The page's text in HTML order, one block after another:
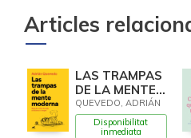
Articles
LAS TRAMPAS
DE LA MENTE
MODERNA
QUEVEDO, ADRIÁN
Disponibilitat
inmediata